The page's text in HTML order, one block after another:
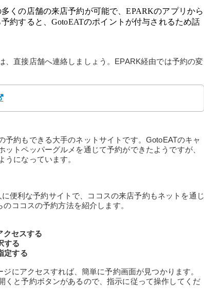
くの店舗の来店予約が可能で、EPARKのアプリから
約すると、GotoEATのポイントが付与されるため話
、直接店舗へ連絡しましょう。EPARK経由では予約の変
予約もできる大手のネットサイトです。GotoEATのキャ
トペッパーグルメを通じて予約ができたようですが、
になっています。
便利な予約サイトで、ココスの来店予約もネットを通じ
ココスの予約方法を紹介します。
クセスする
する
定する
にアクセスすれば、簡単に予約画面が見つかります。
くと予約ボタンがあるので、指示に従って操作してくだ